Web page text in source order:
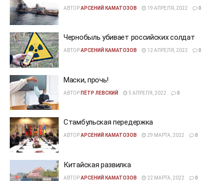
АВТОРАРСЕНИЙ КАМАТОЗОВ 19 АПРЕЛЯ, 2022 0
Чернобыль убивает российских солдат
АВТОРАРСЕНИЙ КАМАТОЗОВ 12 АПРЕЛЯ, 2022 0
Маски, прочь!
АВТОР ПЁТР ЛЕВСКИЙ 5 АПРЕЛЯ, 2022 0
Стамбульская передержка
АВТОРАРСЕНИЙ КАМАТОЗОВ 29 МАРТА, 2022 0
Китайская развилка
АВТОРАРСЕНИЙ КАМАТОЗОВ 22 МАРТА, 2022 0